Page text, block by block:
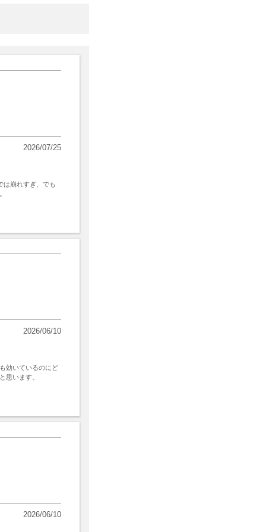
2026/07/25
は崩れすぎ、でも
2026/06/10
効いているのにど
思います。
2026/06/10